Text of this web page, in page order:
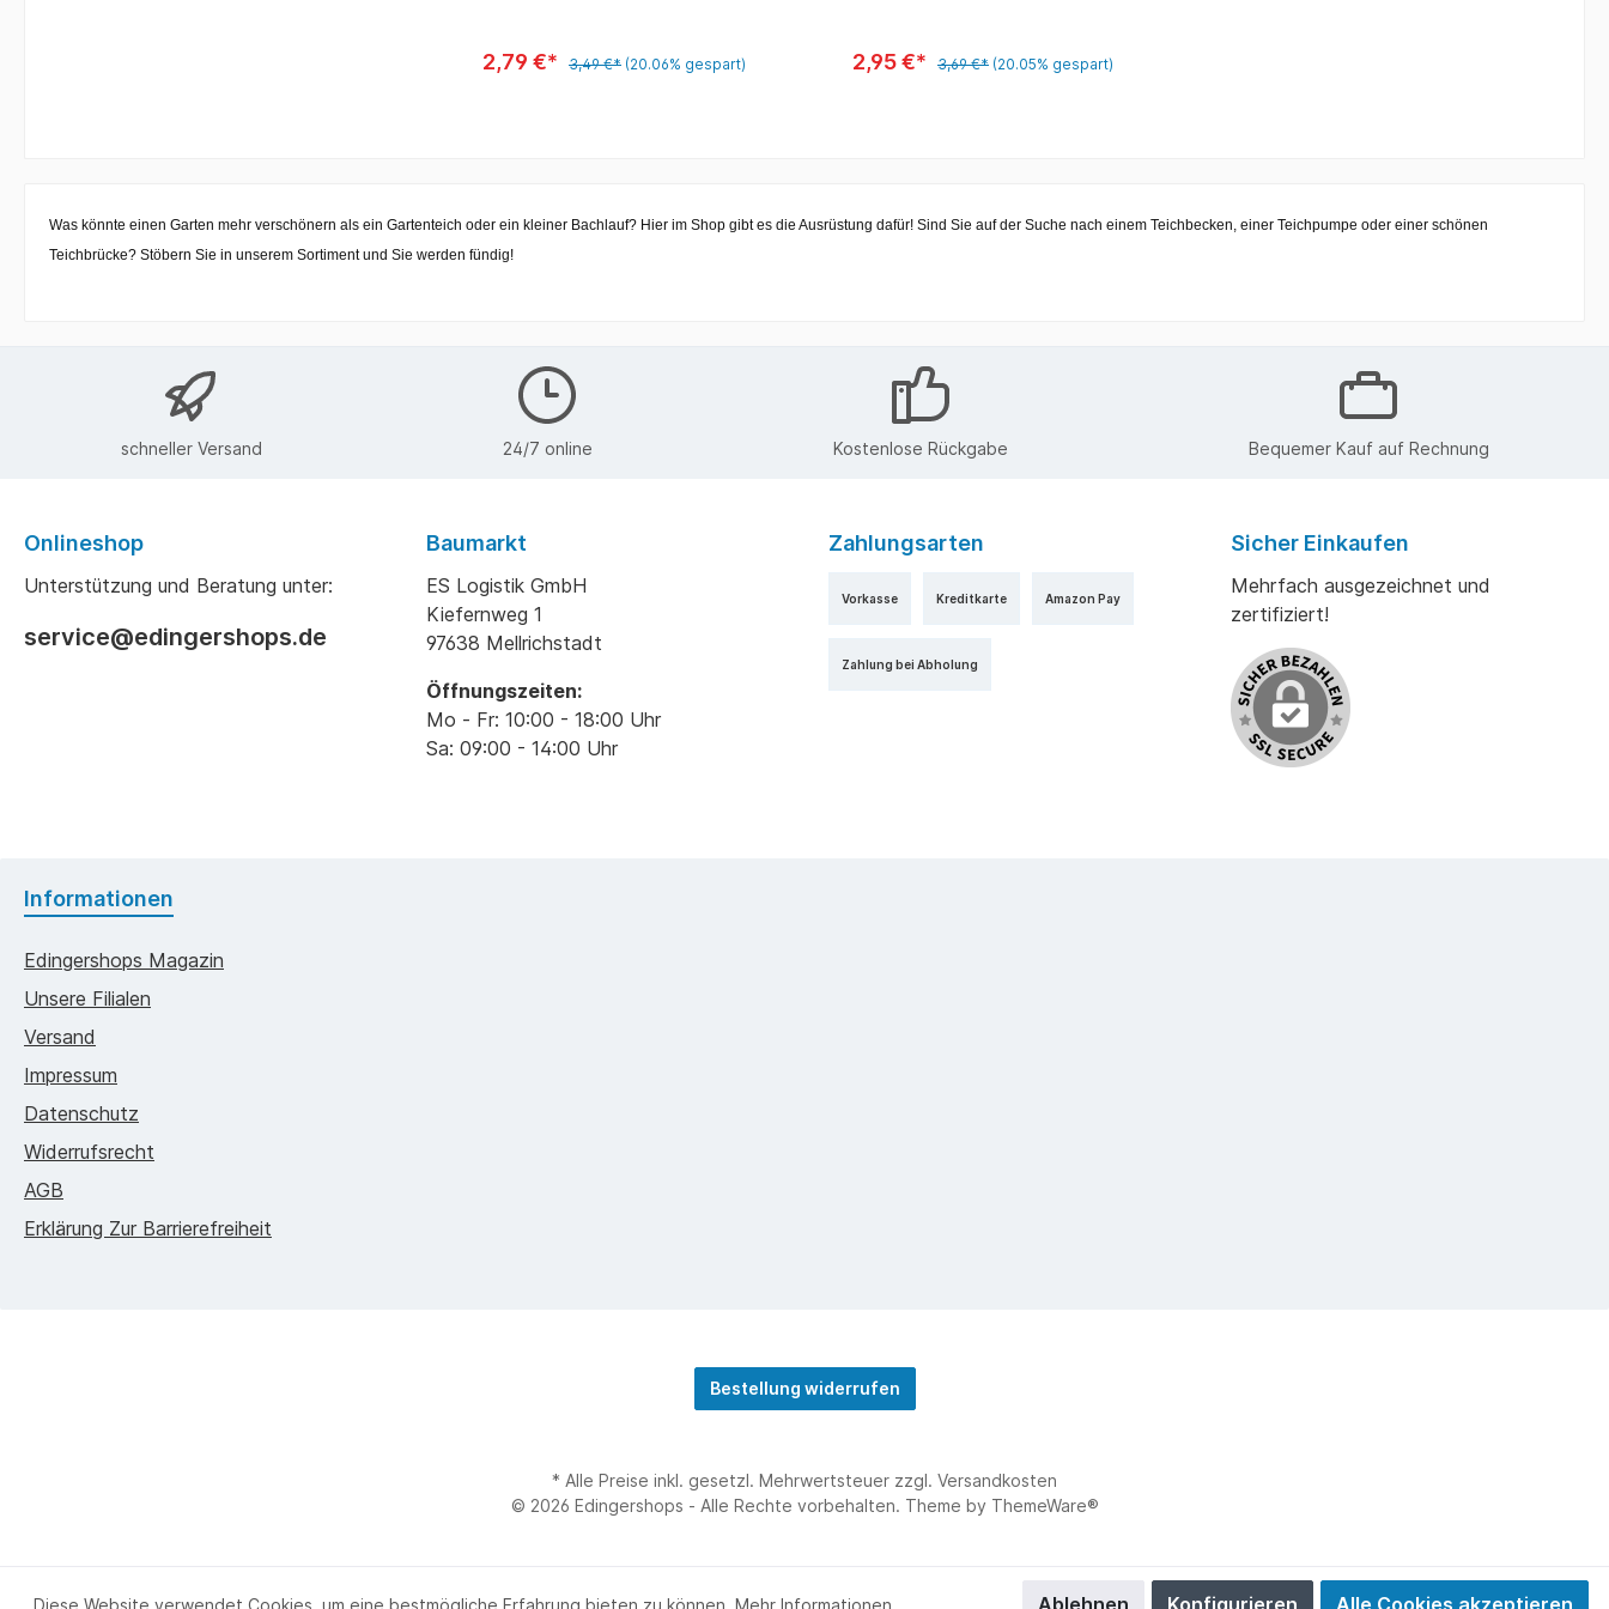
2,79 €* 3,49 €* (20.06% gespart) 2,95 €* 3,69 €* (20.05% gespart)
Was könnte einen Garten mehr verschönern als ein Gartenteich oder ein kleiner Bachlauf? Hier im Shop gibt es die Ausrüstung dafür! Sind Sie auf der Suche nach einem Teichbecken, einer Teichpumpe oder einer schönen
Teichbrücke? Stöbern Sie in unserem Sortiment und Sie werden fündig!
schneller Versand 24/7 online Kostenlose Rückgabe Bequemer Kauf auf Rechnung
Onlineshop
Unterstützung und Beratung unter:
service@edingershops.de
Baumarkt
ES Logistik GmbH
Kiefernweg 1
97638 Mellrichstadt
Öffnungszeiten:
Mo - Fr: 10:00 - 18:00 Uhr
Sa: 09:00 - 14:00 Uhr
Zahlungsarten
Vorkasse Kreditkarte Amazon Pay
Zahlung bei Abholung
Sicher Einkaufen
Mehrfach ausgezeichnet und
zertifiziert!
Informationen
Edingershops Magazin
Unsere Filialen
Versand
Impressum
Datenschutz
Widerrufsrecht
AGB
Erklärung Zur Barrierefreiheit
Bestellung widerrufen
* Alle Preise inkl. gesetzl. Mehrwertsteuer zzgl. Versandkosten
© 2026 Edingershops - Alle Rechte vorbehalten. Theme by ThemeWare®
Diese Website verwendet Cookies, um eine bestmögliche Erfahrung bieten zu können. Mehr Informationen ... Ablehnen Konfigurieren Alle Cookies akzeptieren